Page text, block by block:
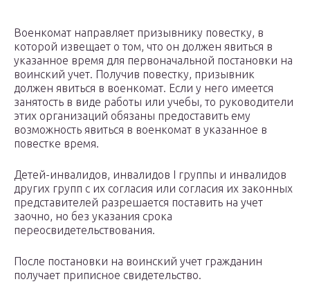
Военкомат направляет призывнику повестку, в
которой извещает о том, что он должен явиться в
указанное время для первоначальной постановки на
воинский учет. Получив повестку, призывник
должен явиться в военкомат. Если у него имеется
занятость в виде работы или учебы, то руководители
этих организаций обязаны предоставить ему
возможность явиться в военкомат в указанное в
повестке время.
Детей-инвалидов, инвалидов I группы и инвалидов
других групп с их согласия или согласия их законных
представителей разрешается поставить на учет
заочно, но без указания срока
переосвидетельствования.
После постановки на воинский учет гражданин
получает приписное свидетельство.